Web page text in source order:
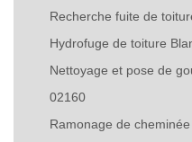
Recherche fuite de
Hydrofuge de toiture
Nettoyage et pose de
02160
Ramonage de